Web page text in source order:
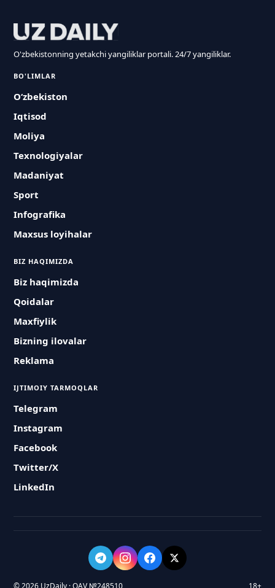
O'zbekistonning yetakchi yangiliklar portali. 24/7 yangiliklar.
BO'LIMLAR
O‘zbekiston
Iqtisod
Moliya
Texnologiyalar
Madaniyat
Sport
Infografika
Maxsus loyihalar
BIZ HAQIMIZDA
Biz haqimizda
Qoidalar
Maxfiylik
Bizning ilovalar
Reklama
IJTIMOIY TARMOQLAR
Telegram
Instagram
Facebook
Twitter/X
LinkedIn
© 2026 UzDaily · OAV №248510 18+